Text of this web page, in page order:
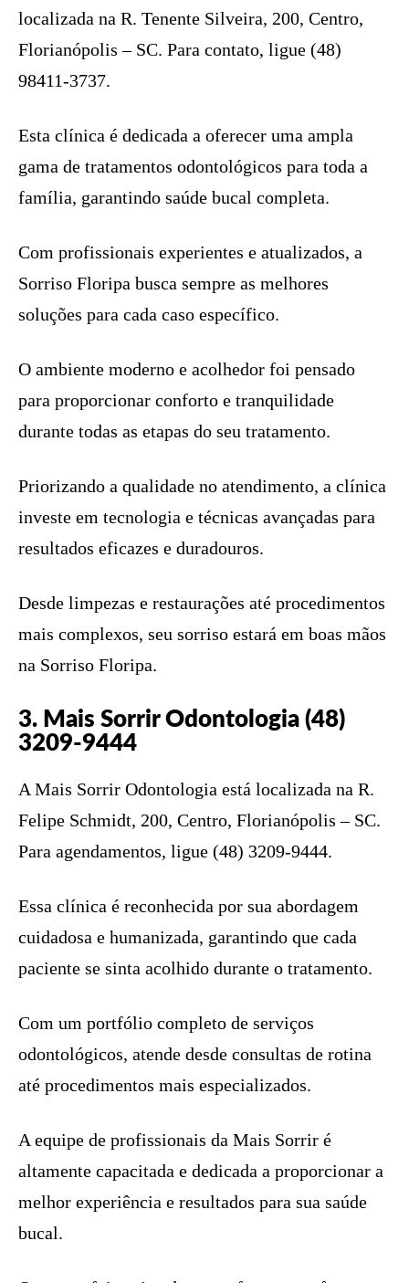
localizada na R. Tenente Silveira, 200, Centro,
Florianópolis – SC. Para contato, ligue (48)
98411-3737.
Esta clínica é dedicada a oferecer uma ampla
gama de tratamentos odontológicos para toda a
família, garantindo saúde bucal completa.
Com profissionais experientes e atualizados, a
Sorriso Floripa busca sempre as melhores
soluções para cada caso específico.
O ambiente moderno e acolhedor foi pensado
para proporcionar conforto e tranquilidade
durante todas as etapas do seu tratamento.
Priorizando a qualidade no atendimento, a clínica
investe em tecnologia e técnicas avançadas para
resultados eficazes e duradouros.
Desde limpezas e restaurações até procedimentos
mais complexos, seu sorriso estará em boas mãos
na Sorriso Floripa.
3. Mais Sorrir Odontologia (48)
3209-9444
A Mais Sorrir Odontologia está localizada na R.
Felipe Schmidt, 200, Centro, Florianópolis – SC.
Para agendamentos, ligue (48) 3209-9444.
Essa clínica é reconhecida por sua abordagem
cuidadosa e humanizada, garantindo que cada
paciente se sinta acolhido durante o tratamento.
Com um portfólio completo de serviços
odontológicos, atende desde consultas de rotina
até procedimentos mais especializados.
A equipe de profissionais da Mais Sorrir é
altamente capacitada e dedicada a proporcionar a
melhor experiência e resultados para sua saúde
bucal.